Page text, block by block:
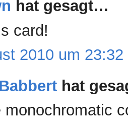
hat gesagt…
card!
2010 um 23:32
hat
monochromatic